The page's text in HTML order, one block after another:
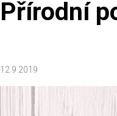
Přírodní
12.9.2019